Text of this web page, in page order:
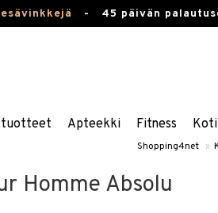
- 45 päivän
Apteekki Fitness
Shopping4net »
Homme Absolu